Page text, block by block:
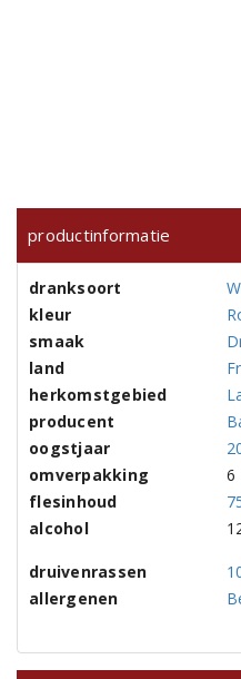
productinformatie
dranksoort
kleur
smaak
land
herkomstgebied
producent
oogstjaar
omverpakking
6
flesinhoud
alcohol
druivenrassen
allergenen